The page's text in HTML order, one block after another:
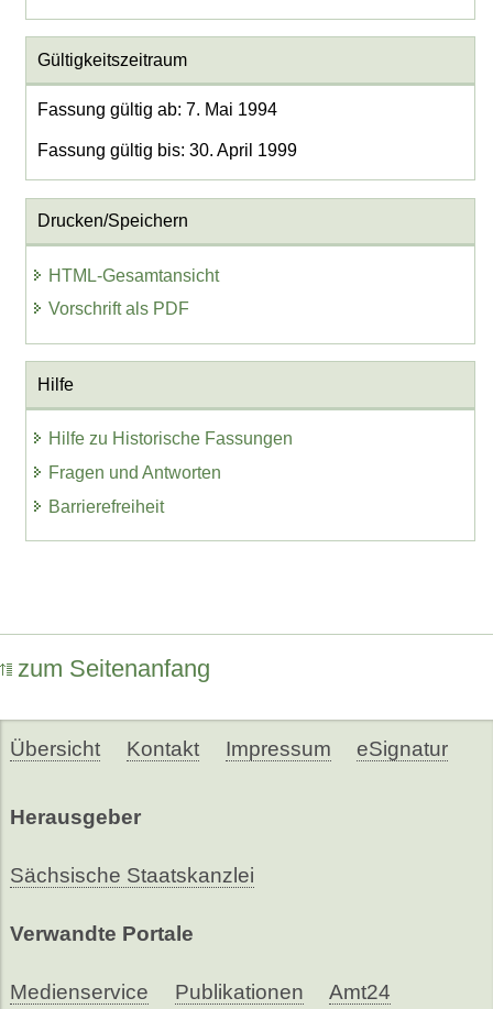
Gültigkeitszeitraum
Fassung gültig ab: 7. Mai 1994
Fassung gültig bis: 30. April 1999
Drucken/Speichern
HTML-Gesamtansicht
Vorschrift als PDF
Hilfe
Hilfe zu Historische Fassungen
Fragen und Antworten
Barrierefreiheit
zum Seitenanfang
Übersicht Kontakt Impressum eSignatur
Herausgeber
Sächsische Staatskanzlei
Verwandte Portale
Medienservice Publikationen Amt24